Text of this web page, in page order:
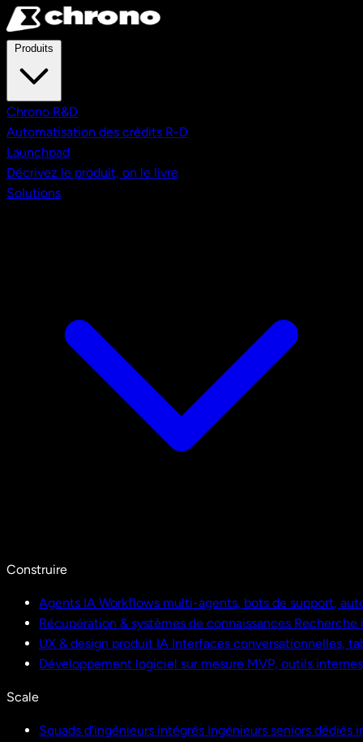
Aller au contenu principal
Chrono R&D
Automatisation des crédits R-D
Launchpad
Décrivez le produit, on le livre
Solutions
Construire
Agents IA Workflows multi-agents, bots de support,
Récupération & systèmes de connaissances Recherche
UX & design produit IA Interfaces conversationnelles,
Développement logiciel sur mesure MVP, outils
Scale
Squads d'ingénieurs intégrés Ingénieurs seniors dédiés